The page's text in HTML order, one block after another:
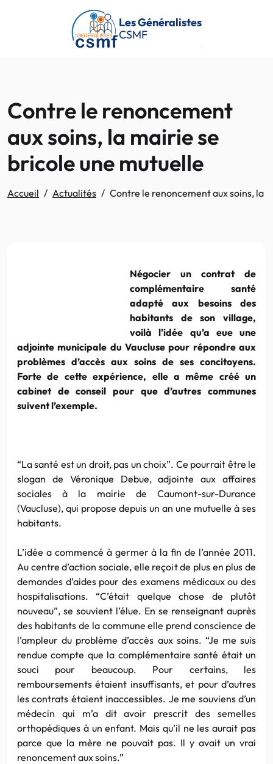
Passer au contenu principal
Les Généralistes
CSMF
Contre le renoncement
aux soins, la mairie se
bricole une mutuelle
Accueil Actualités Contre le renoncement aux soins, la
Négocier un contrat de
complémentaire santé
adapté aux besoins des
habitants de son village,
voilà l’idée qu’a eue une
adjointe municipale du Vaucluse pour répondre aux
problèmes d’accès aux soins de ses concitoyens.
Forte de cette expérience, elle a même créé un
cabinet de conseil pour que d’autres communes
suivent l’exemple.
“La santé est un droit, pas un choix”. Ce pourrait être le
slogan de Véronique Debue, adjointe aux affaires
sociales à la mairie de Caumont-sur-Durance
(Vaucluse), qui propose depuis un an une mutuelle à ses
habitants.
L’idée a commencé à germer à la fin de l’année 2011.
Au centre d’action sociale, elle reçoit de plus en plus de
demandes d’aides pour des examens médicaux ou des
hospitalisations. “C’était quelque chose de plutôt
nouveau”, se souvient l’élue. En se renseignant auprès
des habitants de la commune elle prend conscience de
l’ampleur du problème d’accès aux soins. “Je me suis
rendue compte que la complémentaire santé était un
souci pour beaucoup. Pour certains, les
remboursements étaient insuffisants, et pour d’autres
les contrats étaient inaccessibles. Je me souviens d’un
médecin qui m’a dit avoir prescrit des semelles
orthopédiques à un enfant. Mais qu’il ne les aurait pas
parce que la mère ne pouvait pas. Il y avait un vrai
renoncement aux soins.”